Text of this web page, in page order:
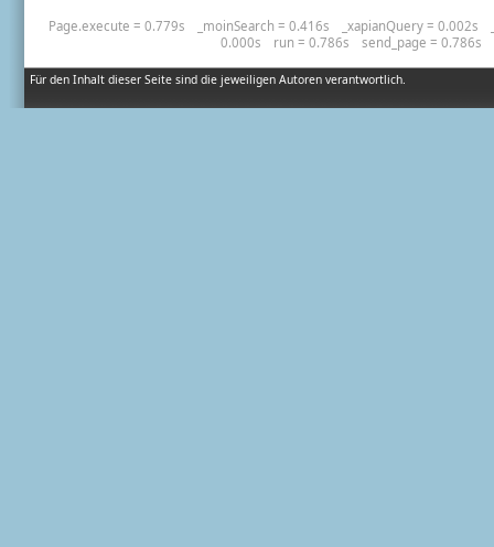
Für den Inhalt dieser Seite sind die jeweiligen Autoren verantwortlich.
Page.execute = 0.779s _moinSearch = 0.416s _xapianQuery = 0.002s
0.000s
run = 0.786s send_page = 0.786s